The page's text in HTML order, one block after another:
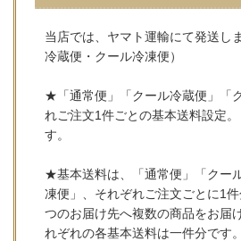
当店では、ヤマト運輸にて発送し
冷蔵便・クール冷凍便）
★「通常便」「クール冷蔵便」「
れご注文1件ごとの基本送料設定
す。
★基本送料は、「通常便」「クー
凍便」、それぞれご注文ごとに1
つのお届け先へ複数の商品をお届
れぞれの各基本送料は一件分です。